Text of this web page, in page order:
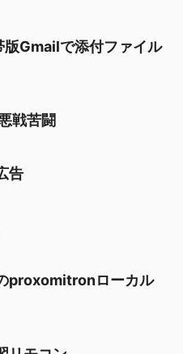
Gmailで添付ファイル
戦苦闘
告
proxomitronローカル